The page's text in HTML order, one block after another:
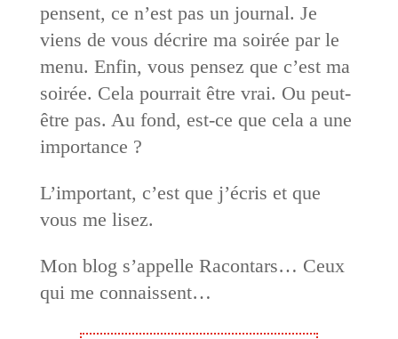
pensent, ce n’est pas un journal. Je
viens de vous décrire ma soirée par le
menu. Enfin, vous pensez que c’est ma
soirée. Cela pourrait être vrai. Ou peut-
être pas. Au fond, est-ce que cela a une
importance ?
L’important, c’est que j’écris et que
vous me lisez.
Mon blog s’appelle Racontars… Ceux
qui me connaissent…